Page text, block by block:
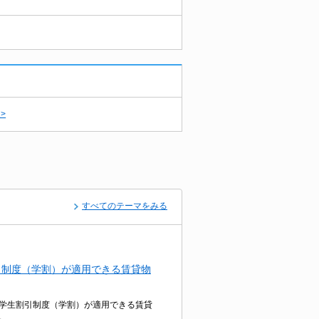
すべてのテーマをみる
度（学割）が適用できる賃貸物
生割引制度（学割）が適用できる賃貸